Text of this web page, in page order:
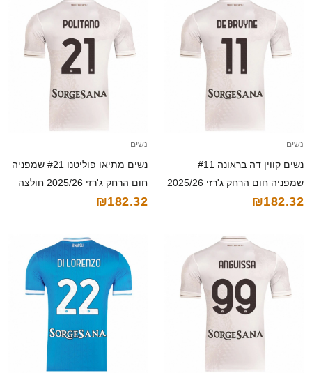
נשים
נשים קווין דה בראונה #11
שמפניה חום הרחק ג'רזי 2025/26
חולצה קצרה
₪182.32
נשים
נשים מתיאו פוליטנו #21 שמפניה
חום הרחק ג'רזי 2025/26 חולצה
קצרה
₪182.32